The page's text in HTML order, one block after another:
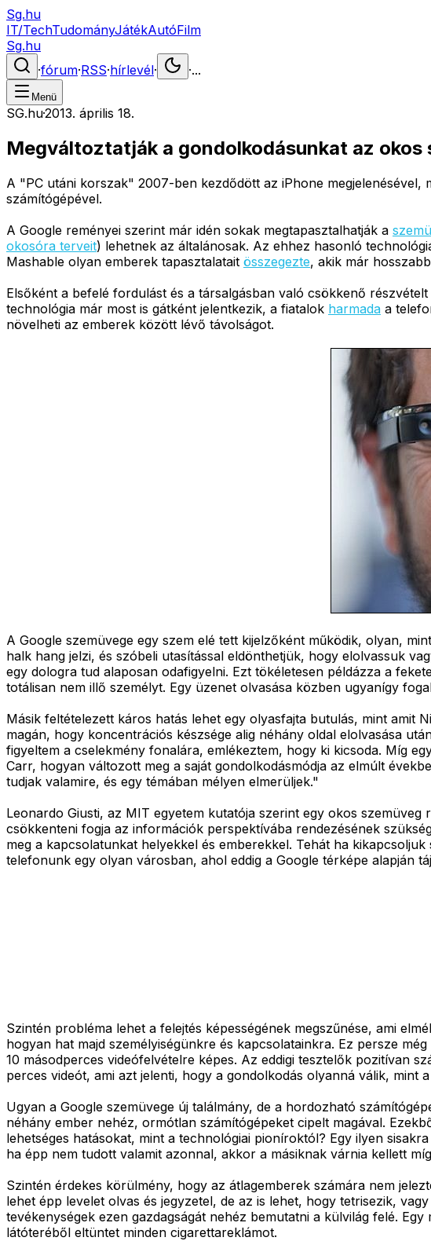
Sg.hu
IT/TechTudományJátékAutóFilm
Sg.hu
·fórum·RSS·hírlevél· ·...
Menü
SG.hu·2013. április 18.
Megváltoztatják a gondolkodásunkat az okos
A "PC utáni korszak" 2007-ben kezdődött az iPhone megjelenésével,
számítógépével.
A Google reményei szerint már idén sokak megtapasztalhatják a
okosóra terveit) lehetnek az általánosak. Az ehhez hasonló
Mashable olyan emberek tapasztalatait összegezte, akik már
Elsőként a befelé fordulást és a társalgásban való csökkenő
technológia már most is gátként jelentkezik, a fiatalok harmada a
növelheti az emberek között lévő távolságot.
A Google szemüvege egy szem elé tett kijelzőként működik, olyan,
halk hang jelzi, és szóbeli utasítással eldönthetjük, hogy elolvassuk
egy dologra tud alaposan odafigyelni. Ezt tökéletesen példázza a
totálisan nem illő személyt. Egy üzenet olvasása közben ugyanígy
Másik feltételezett káros hatás lehet egy olyasfajta butulás, mint amit
magán, hogy koncentrációs készsége alig néhány oldal elolvasása
figyeltem a cselekmény fonalára, emlékeztem, hogy ki kicsoda. Míg
Carr, hogyan változott meg a saját gondolkodásmódja az elmúlt
tudjak valamire, és egy témában mélyen elmerüljek."
Leonardo Giusti, az MIT egyetem kutatója szerint egy okos
csökkenteni fogja az információk perspektívába rendezésének
meg a kapcsolatunkat helyekkel és emberekkel. Tehát ha
telefonunk egy olyan városban, ahol eddig a Google térképe alapján
Szintén probléma lehet a felejtés képességének megszűnése, ami
hogyan hat majd személyiségünkre és kapcsolatainkra. Ez persze
10 másodperces videófelvételre képes. Az eddigi tesztelők pozitívan
perces videót, ami azt jelenti, hogy a gondolkodás olyanná válik, mint
Ugyan a Google szemüvege új találmány, de a hordozható
néhány ember nehéz, ormótlan számítógépeket cipelt magával.
lehetséges hatásokat, mint a technológiai pioníroktól? Egy ilyen
ha épp nem tudott valamit azonnal, akkor a másiknak várnia kellett
Szintén érdekes körülmény, hogy az átlagemberek számára nem
lehet épp levelet olvas és jegyzetel, de az is lehet, hogy tetrisezik,
tevékenységek ezen gazdagságát nehéz bemutatni a külvilág felé.
látóteréből eltüntet minden cigarettareklámot.